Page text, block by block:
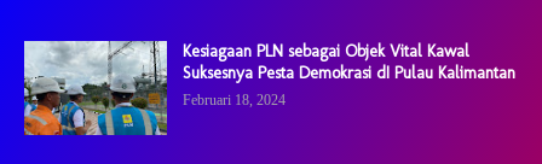
Kesiagaan PLN sebagai Objek Vital Kawal
Suksesnya Pesta Demokrasi dI Pulau Kalimantan
Februari 18, 2024